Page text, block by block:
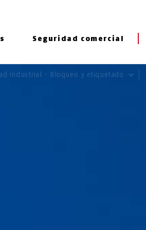
Seguridad comercial
industrial - Bloqueo y etiquetado